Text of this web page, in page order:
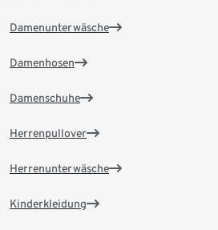
Damenunterwäsche
Damenhosen
Damenschuhe
Herrenpullover
Herrenunterwäsche
Kinderkleidung